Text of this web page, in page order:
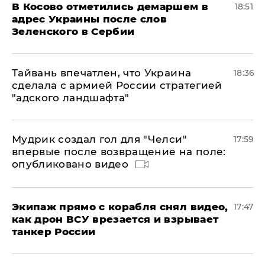
В Косово отметились демаршем в
адрес Украины после слов
Зеленского в Сербии
18:51
Тайвань впечатлен, что Украина
сделала с армией России стратегией
"адского ландшафта"
18:36
Мудрик создал гол для "Челси"
впервые после возвращение на поле:
опубликовано видео
17:59
Экипаж прямо с корабля снял видео,
как дрон ВСУ врезается и взрывает
танкер России
17:47